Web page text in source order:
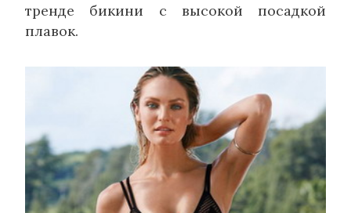
тренде бикини с высокой посадкой
плавок.